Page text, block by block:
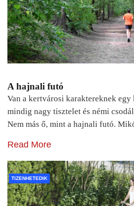
A hajnali futó
Van a kertvárosi karaktereknek
mindig nagy tisztelet és némi
Nem más ő, mint a hajnali futó.
Read More
TIZENHETEDIK